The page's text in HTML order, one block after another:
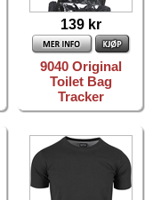
139 kr
9040 Original
Toilet Bag
Tracker